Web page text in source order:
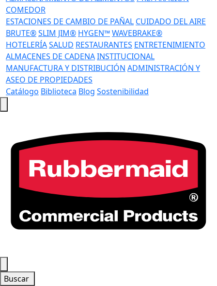
COMEDOR
ESTACIONES DE CAMBIO DE PAÑAL CUIDADO DEL AIRE
BRUTE®SLIM JIM® HYGEN™WAVEBRAKE®
HOTELERÍASALUD RESTAURANTES ENTRETENIMIENTO
ALMACENES DE CADENAINSTITUCIONAL
MANUFACTURA Y DISTRIBUCIÓN ADMINISTRACIÓN Y
ASEO DE PROPIEDADES
Catálogo Biblioteca Blog Sostenibilidad
Buscar